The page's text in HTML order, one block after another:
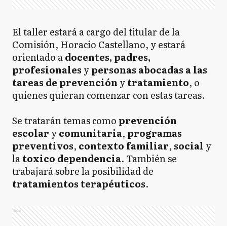
El taller estará a cargo del titular de la
Comisión, Horacio Castellano, y estará
orientado adocentes, padres,
profesionales ypersonas abocadas a las
tareas de prevención ytratamiento, o
quienes quieran comenzar con estas tareas.
Se tratarán temas como prevención
escolar ycomunitaria, programas
preventivos, contexto familiar, social y
latoxico dependencia. También se
trabajará sobre la posibilidad de
tratamientos terapéuticos.
Ads